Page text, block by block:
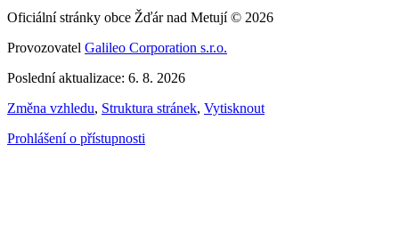
Oficiální stránky obce Žďár nad Metují © 2026
Provozovatel Galileo Corporation s.r.o.
Poslední aktualizace: 6. 8. 2026
Změna vzhledu, Struktura stránek, Vytisknout
Prohlášení o přístupnosti